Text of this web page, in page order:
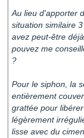
Au lieu d'apporter
situation similaire
avez peut-être
pouvez me
?
Pour le siphon, la
entièrement
grattée pour
légèrement
lisse avec du